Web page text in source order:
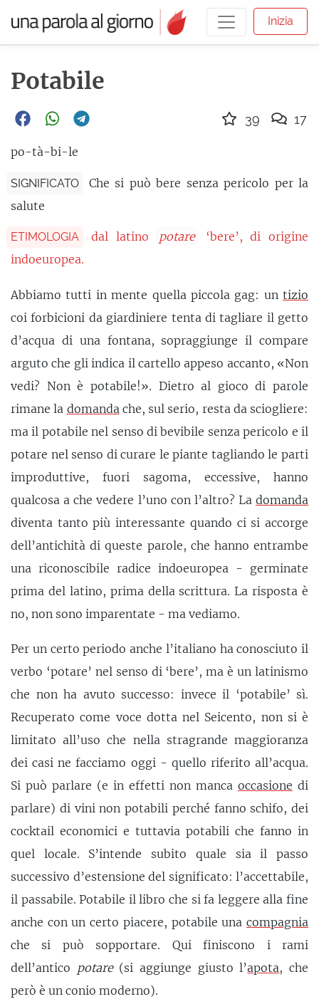
Inizia
Potabile
po-tà-bi-le
SIGNIFICATO
Che si può bere senza pericolo per la
salute
ETIMOLOGIA dal latino potare
‘bere’, di origine
indoeuropea.
Abbiamo tutti in mente quella piccola gag: un tizio
coi forbicioni da giardiniere tenta di tagliare il getto
d’acqua di una fontana, sopraggiunge il compare
arguto che gli indica il cartello appeso accanto, «Non
vedi? Non è potabile!». Dietro al gioco di parole
rimane la domanda che, sul serio, resta da sciogliere:
ma il potabile nel senso di bevibile senza pericolo e il
potare nel senso di curare le piante tagliando le parti
improduttive, fuori sagoma, eccessive, hanno
qualcosa a che vedere l’uno con l’altro? La domanda
diventa tanto più interessante quando ci si accorge
dell’antichità di queste parole, che hanno entrambe
una riconoscibile radice indoeuropea - germinate
prima del latino, prima della scrittura. La risposta è
no, non sono imparentate - ma vediamo.
Per un certo periodo anche l’italiano ha conosciuto il
verbo ‘potare’ nel senso di ‘bere’, ma è un latinismo
che non ha avuto successo: invece il ‘potabile’ sì.
Recuperato come voce dotta nel Seicento, non si è
limitato all’uso che nella stragrande maggioranza
dei casi ne facciamo oggi - quello riferito all’acqua.
Si può parlare (e in effetti non manca occasione di
parlare) di vini non potabili perché fanno schifo, dei
cocktail economici e tuttavia potabili che fanno in
quel locale. S’intende subito quale sia il passo
successivo d’estensione del significato: l’accettabile,
il passabile. Potabile il libro che si fa leggere alla fine
anche con un certo piacere, potabile una compagnia
che si può sopportare. Qui finiscono i rami
dell’antico potare(si aggiunge giusto l’apota, che
però è un conio moderno).
39 17